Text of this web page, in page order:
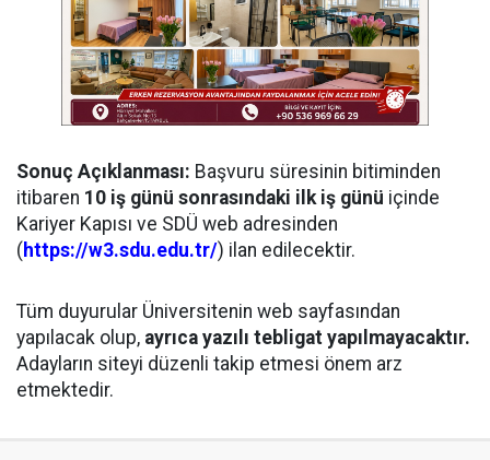
Sonuç Açıklanması: Başvuru süresinin bitiminden
itibaren 10 iş günü sonrasındaki ilk iş günü içinde
Kariyer Kapısı ve SDÜ web adresinden
(https://w3.sdu.edu.tr/) ilan edilecektir.
Tüm duyurular Üniversitenin web sayfasından
yapılacak olup, ayrıca yazılı tebligat yapılmayacaktır.
Adayların siteyi düzenli takip etmesi önem arz
etmektedir.